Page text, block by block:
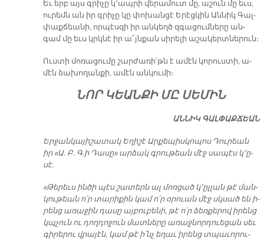
Եւ երբ այս գրի­չը կ՚ապ­րի վե­րա­մուտ մը, ա­շուն մը եւս,
ու­րեմն ան իր գրի­չը կը փո­խան­ցէ Ե­րէց­կին Ան­նիկ Գալ­
փաք­ճեա­նի, որ­պէս­զի իր ան­կեղծ զգա­ցում­նե­րը ան­
գամ մը եւս կրկնէ իր ա՜յն­քան սի­րե­լի ա­շա­կերտ­նե­րուն։
Ուս­տի մո­ռա­ցու­մը շար­ժա­ռի՛թն է ա­մէն կո­րուս­տի, ա­
մէն ձա­խո­ղան­քի, ա­մէն ան­կու­մի։
ՆՈՐ ԿԵԱՆ­ՔԻ ՄԸ ՍԵ­ՄԻՆ
ԱՆ­ՆԻԿ ԳԱԼ­ՓԱՔ­ՃԵԱՆ
Եր­ջան­կա­յի­շա­տակ Ե­ղի­շէ Ար­քե­պիս­կո­պոս Դու­րեան
իր «Ա. Բ. Գ­.ի Դա­սը» ար­ձակ գրու­թեան մէջ սա­պէս կ՚ը­
սէ.
«Թե­րեւս ին­ծի պէս շա­տերն ալ մոռ­ցած կ՚ըլ­լան թէ ման­
կու­թեան ո՛ր տա­րի­քին կամ ո՛ր օ­րուան մէջ սկսած են ի­
րենց ա­ռա­ջին դա­սը այ­բու­բե­նի, թէ ո՛ր ձեռ­քե­րով ի­րենց
կպչուն ու դող­դո­ջուն մատ­նե­րը ա­ռաջ­նոր­դուե­ցան սեւ
գի­րե­րու վրա­յէն, կամ թէ ի՛նչ ե­ղաւ ի­րենց տպա­ւո­րու­